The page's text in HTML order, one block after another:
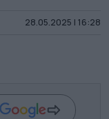
28.05.2025 | 16:28